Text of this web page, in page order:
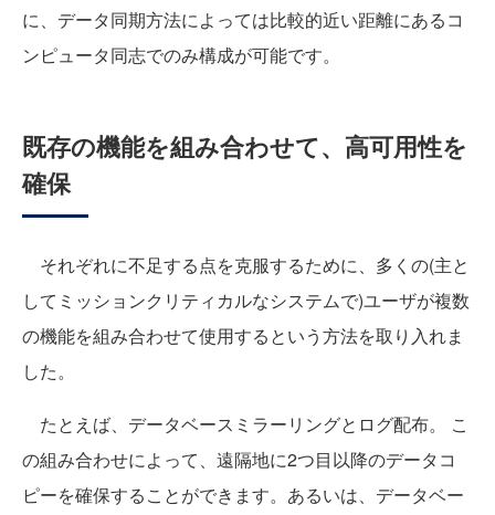
に、データ同期方法によっては比較的近い距離にあるコ
ンピュータ同志でのみ構成が可能です。
既存の機能を組み合わせて、高可用性を
確保
それぞれに不足する点を克服するために、多くの(主と
してミッションクリティカルなシステムで)ユーザが複数
の機能を組み合わせて使用するという方法を取り入れま
した。
たとえば、データベースミラーリングとログ配布。 こ
の組み合わせによって、遠隔地に2つ目以降のデータコ
ピーを確保することができます。あるいは、データベー